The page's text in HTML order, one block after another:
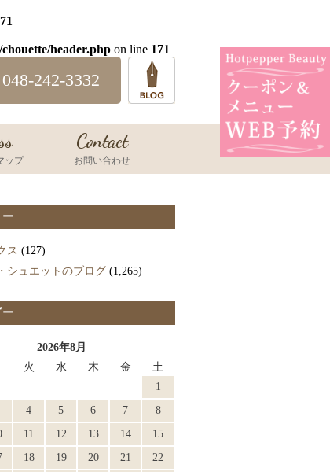
header.php on line 171
242-3332
ップ
Contact
お問い合わせ
ー
ス (127)
シュエットのブログ (1,265)
ー
2026年8月
火 水 木 金
土
1
4 5 6 7
8
11 12 13 14
15
18 19 20 21
22